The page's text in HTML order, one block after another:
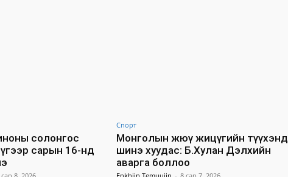
солонгос
сарын 16-нд
Спорт
Монголын жюү жицүгийн түүхэнд
шинэ хуудас: Б.Хулан Дэлхийн
аварга боллоо